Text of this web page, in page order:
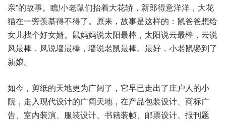
亲”的故事。瞧!小老鼠们抬着大花轿，新郎得意洋洋，大花
猫在一旁羡慕得不得了。原来，故事是这样的：鼠爸爸想给
女儿找个好女婿。鼠妈妈说太阳最棒，太阳说云最棒，云说
风最棒，风说墙最棒，墙说老鼠最棒。最好，小老鼠娶到了
新娘。
如今，剪纸的天地更为广阔了，它早已走出了庄户人的小
院，走入现代设计的广阔天地，在产品包装设计、商标广
告、室内装演、服装设计、书籍装帧、邮票设计、报刊题